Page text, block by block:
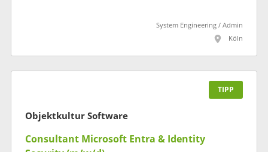
System Engineering / Admin
Köln
TIPP
Objektkultur Software
Consultant Microsoft Entra & Identity